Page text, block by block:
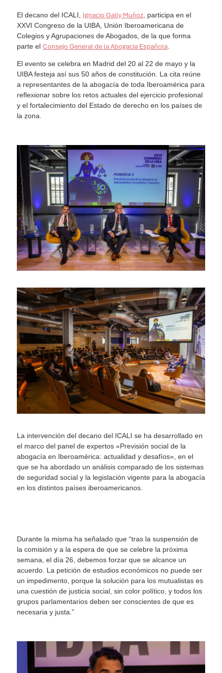
El decano del ICALI, Ignacio Gally Muñoz , participa en el
XXVI Congreso de la UIBA, Unión Iberoamericana de
Colegios y Agrupaciones de Abogados, de la que forma
parte el Consejo General de la Abogacia Española
El evento se celebra en Madrid del 20 al 22 de mayo y la
UIBA festeja así sus 50 años de constitución. La cita reúne
a representantes de la abogacía de toda Iberoamérica para
reflexionar sobre los retos actuales del ejercicio profesional
y el fortalecimiento del Estado de derecho en los países de
la zona.
La intervención del decano del ICALI se ha desarrollado en
el marco del panel de expertos «Previsión social de la
abogacía en Iberoamérica: actualidad y desafíos», en el
que se ha abordado un análisis comparado de los sistemas
de seguridad social y la legislación vigente para la abogacía
en los distintos países iberoamericanos.
Durante la misma ha señalado que “tras la suspensión de
la comisión y a la espera de que se celebre la próxima
semana, el día 26, debemos forzar que se alcance un
acuerdo. La petición de estudios económicos no puede ser
un impedimento, porque la solución para los mutualistas es
una cuestión de justicia social, sin color político, y todos los
grupos parlamentarios deben ser conscientes de que es
necesaria y justa.”